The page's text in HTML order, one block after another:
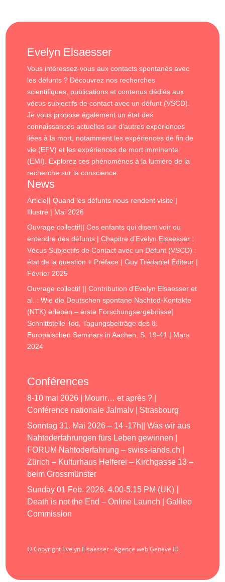
Evelyn Elsaesser
Vous intéressez-vous aux contacts spontanés avec
les défunts ? Découvrez nos recherches
scientifiques, publications et contenus dédiés aux
vécus subjectifs de contact avec un défunt (VSCD).
Je vous propose également un état des
connaissances actuelles sur d’autres expériences
liées à la mort, notamment les expériences de fin de
vie (EFV) et les expériences de mort imminente
(EMI). Explorez ces phénomènes à la lumière de la
recherche sur la conscience.
News
Article|| Quand les défunts nous rendent visite |
Illustré | Mai 2026
Ouvrage collectif|| Ces enfants qui disent voir ou
entendre des défunts | Chapitre d’Evelyn Elsaesser :
Vécus Subjectifs de Contact avec un Défunt (VSCD) :
état de la question + Préface | Guy Trédaniel Éditeur |
Février 2025
Ouvrage collectif || Contribution d’Evelyn Elsaesser et
al. : Wie die Deutschen spontane Nachtod-Kontakte
(NTK) erleben – erste Forschungsergebnisse|
Schnittstelle Tod, Tagungsbeiträge des 8.
Europäischen Seminars in Aachen, S. 19-41 | Mars
2024
Conférences
8-10 mai 2026 | Mourir… et après ? |
Conférence nationale Jalmalv | Strasbourg
Sonntag 31. Mai 2026 – 14 -17h|| Was wir aus
Nahtoderfahrungen fürs Leben gewinnen |
FORUM Nahtoderfahrung – swiss-iands.ch |
Zürich – Kulturhaus Helferei – Kirchgasse 13 –
beim Grossmünster
Sunday 01 Feb. 2026, 4.00-5.15 PM (UK) |
Death is not the End – Online Launch | Galileo
Commission
© Copyright Evelyn Elsaesser - Agence web Genève ID